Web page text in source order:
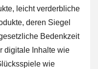
leicht verderbliche
deren Siegel
Bedenkzeit
digitale Inhalte wie
wie